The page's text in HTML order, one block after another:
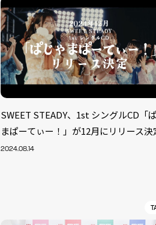
SWEET STEADY、1st シングルCD「
まぱーてぃー！」が12月にリリース決
2024.08.14